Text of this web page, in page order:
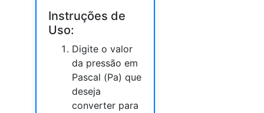
Instruções de
Uso:
Digite o valor
da pressão em
Pascal (Pa) que
deseja
converter para